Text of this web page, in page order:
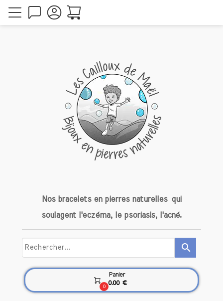
Nos bracelets en pierres naturelles qui
soulagent l'eczéma, le psoriasis, l'acné.
search

0
Panier
0.00 €